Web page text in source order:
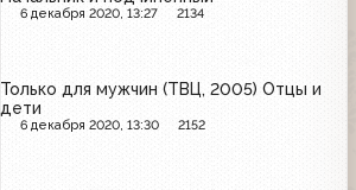
6 декабря 2020, 13:27 2134
Только для мужчин (ТВЦ, 2005) Отцы и
дети
6 декабря 2020, 13:30 2152